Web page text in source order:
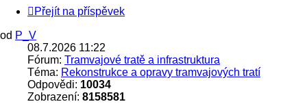
Přejít na příspěvek
od P_V
08.7.2026 11:22
Fórum: Tramvajové tratě a infrastruktura
Téma: Rekonstrukce a opravy tramvajových tratí
Odpovědi: 10034
Zobrazení: 8158581